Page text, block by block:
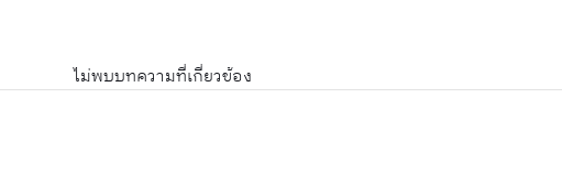
ไม่พบบทความที่เกี่ยวข้อง